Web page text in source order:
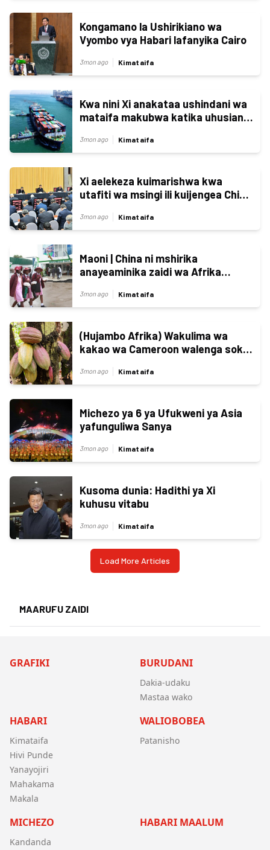
Kongamano la Ushirikiano wa
Vyombo vya Habari lafanyika Cairo
3mon ago Kimataifa
Kwa nini Xi anakataa ushindani wa
mataifa makubwa katika uhusiano
3mon ago Kimataifa
Xi aelekeza kuimarishwa kwa
utafiti wa msingi ili kuijengea China
3mon ago Kimataifa
Maoni | China ni mshirika
anayeaminika zaidi wa Afrika
3mon ago Kimataifa
(Hujambo Afrika) Wakulima wa
kakao wa Cameroon walenga soko
3mon ago Kimataifa
Michezo ya 6 ya Ufukweni ya Asia
yafunguliwa Sanya
3mon ago Kimataifa
Kusoma dunia: Hadithi ya Xi
kuhusu vitabu
3mon ago Kimataifa
Load More Articles
MAARUFU ZAIDI
GRAFIKI BURUDANI
Dakia-udaku
Mastaa wako
HABARI
Kimataifa
Hivi Punde
Yanayojiri
Mahakama
Makala
WALIOBOBEA
Patanisho
MICHEZO
Kandanda
HABARI MAALUM